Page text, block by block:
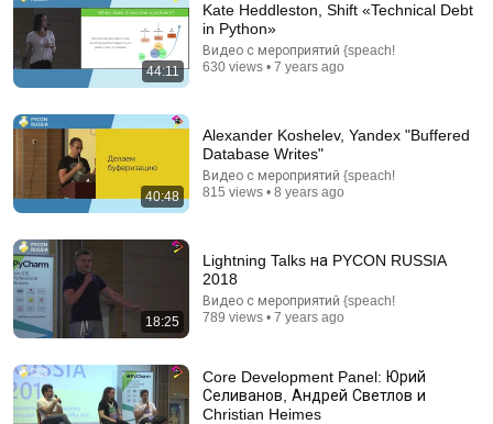
Richard Stallman: The Most Inconvenient Man in IT
Auto-dubbed
271K views
44:11
Kate Heddleston, Shift «Technical Debt
in Python»
Видео с мероприятий {speach!
630 views • 7 years ago
40:48
Alexander Koshelev, Yandex "Buffered
Database Writes"
Видео с мероприятий {speach!
815 views • 8 years ago
18:25
Lightning Talks на PYCON RUSSIA
2018
Видео с мероприятий {speach!
789 views • 7 years ago
Core Development Panel: Юрий
Селиванов, Андрей Светлов и
Christian Heimes